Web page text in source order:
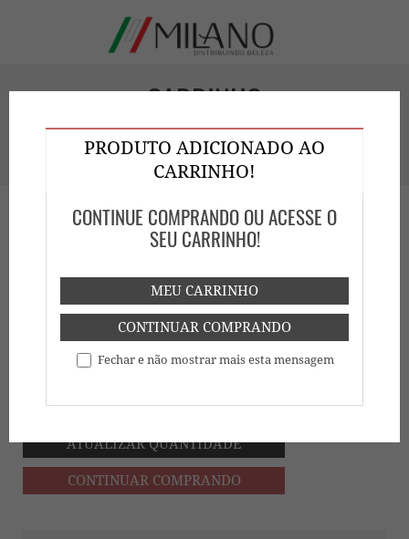
CARRINHO
Veja quais produtos escolheu e realize sua compra !
SHOP MILANO CARRINHO
DESCRIÇÃO CÓDIGO
SEMI DI
LINO
SUBLIME
PF016894
R$
ATUALIZAR QUANTIDADE
CONTINUAR COMPRANDO
PRODUTO ADICIONADO AO
CARRINHO!
CONTINUE COMPRANDO OU ACESSE O
SEU CARRINHO!
MEU CARRINHO
CONTINUAR COMPRANDO
Fechar e não mostrar mais esta mensagem